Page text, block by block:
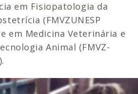
em Fisiopatologia da
(FMVZUNESP
em Medicina Veterinária e
Animal (FMVZ-